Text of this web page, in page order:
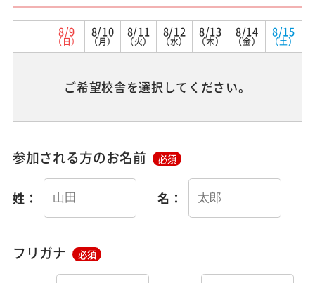
8/9
（日）
8/10
（月）
8/11
（火）
8/12
（水）
8/13
（木）
8/14
（金）
8/15
（土）
ご希望校舎を選択してください。
参加される方のお名前 必須
姓： 名：
フリガナ 必須